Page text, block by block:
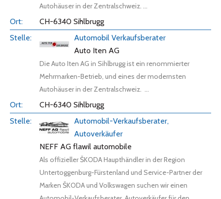
Autohäuser in der Zentralschweiz. ...
CH-6340 Sihlbrugg
Automobil Verkaufsberater
Auto Iten AG
Die Auto Iten AG in Sihlbrugg ist ein renommierter
Mehrmarken-Betrieb, und eines der modernsten
Autohäuser in der Zentralschweiz. ...
CH-6340 Sihlbrugg
Automobil-Verkaufsberater,
Autoverkäufer
NEFF AG flawil automobile
Als offizieller ŠKODA Haupthändler in der Region
Untertoggenburg-Fürstenland und Service-Partner der
Marken ŠKODA und Volkswagen suchen wir einen